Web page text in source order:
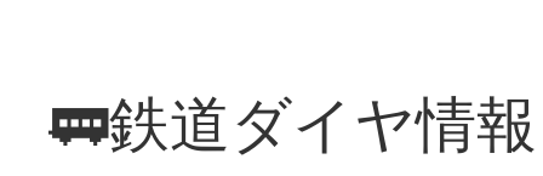
🚃鉄道ダイヤ情